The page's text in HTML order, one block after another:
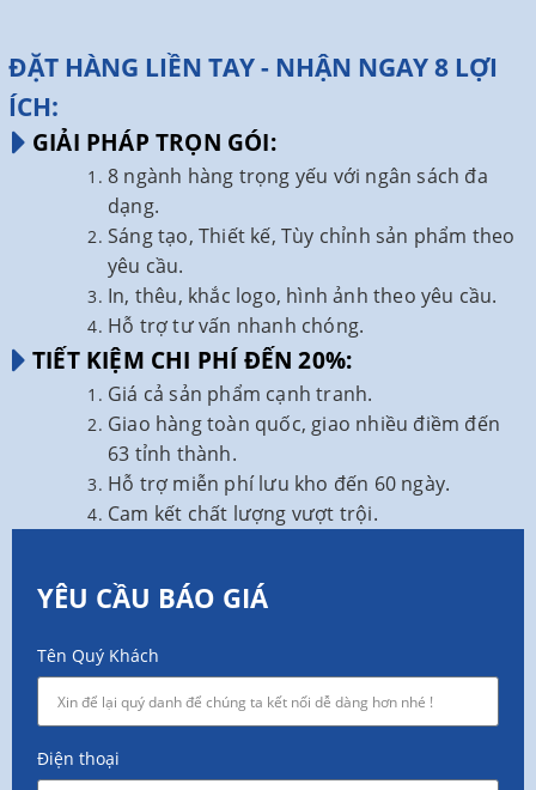
ĐẶT HÀNG LIỀN TAY - NHẬN NGAY 8 LỢI
ÍCH:
GIẢI PHÁP TRỌN GÓI:
8 ngành hàng trọng yếu với ngân sách đa
dạng.
Sáng tạo, Thiết kế, Tùy chỉnh sản phẩm theo
yêu cầu.
In, thêu, khắc logo, hình ảnh theo yêu cầu.
Hỗ trợ tư vấn nhanh chóng.
TIẾT KIỆM CHI PHÍ ĐẾN 20%:
Giá cả sản phẩm cạnh tranh.
Giao hàng toàn quốc, giao nhiều điềm đến
63 tỉnh thành.
Hỗ trợ miễn phí lưu kho đến 60 ngày.
Cam kết chất lượng vượt trội.
YÊU CẦU BÁO GIÁ
Tên Quý Khách
Điện thoại